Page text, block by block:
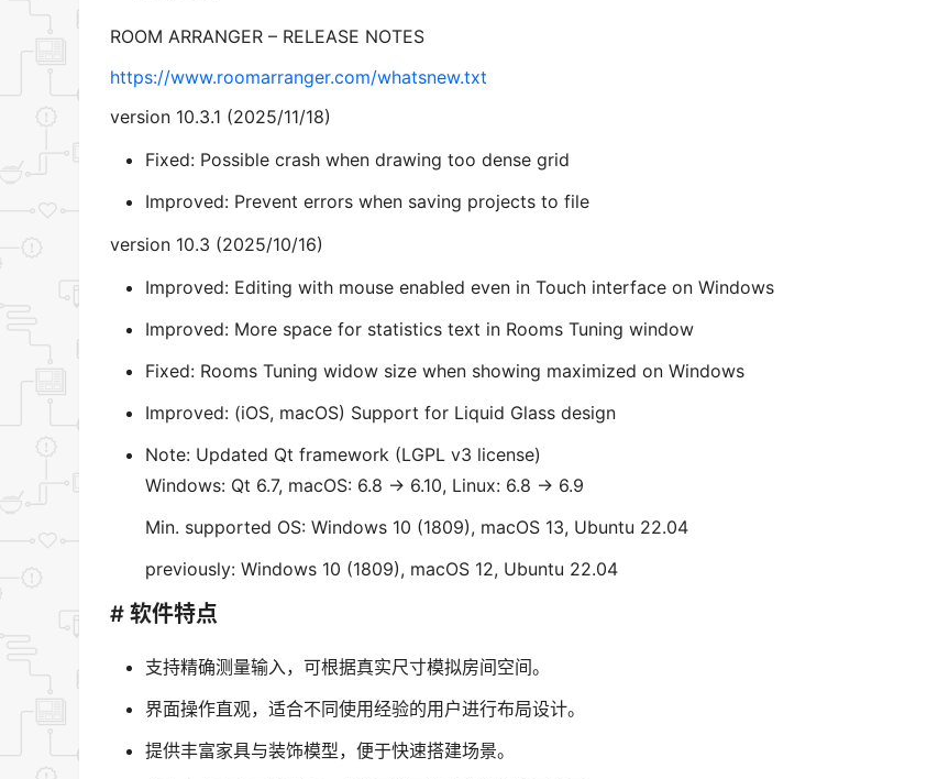
ROOM ARRANGER – RELEASE NOTES
https://www.roomarranger.com/whatsnew.txt
version 10.3.1 (2025/11/18)
Fixed: Possible crash when drawing too dense grid
Improved: Prevent errors when saving projects to file
version 10.3 (2025/10/16)
Improved: Editing with mouse enabled even in Touch interface on Windows
Improved: More space for statistics text in Rooms Tuning window
Fixed: Rooms Tuning widow size when showing maximized on Windows
Improved: (iOS, macOS) Support for Liquid Glass design
Note: Updated Qt framework (LGPL v3 license)
Windows: Qt 6.7, macOS: 6.8 -> 6.10, Linux: 6.8 -> 6.9
Min. supported OS: Windows 10 (1809), macOS 13, Ubuntu 22.04
previously: Windows 10 (1809), macOS 12, Ubuntu 22.04
# 软件特点
支持精确测量输入，可根据真实尺寸模拟房间空间。
界面操作直观，适合不同使用经验的用户进行布局设计。
提供丰富家具与装饰模型，便于快速搭建场景。